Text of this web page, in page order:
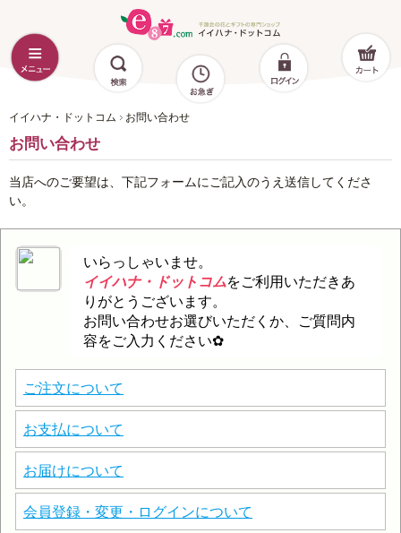
イイハナ・ドットコム お問い合わせ
お問い合わせ
当店へのご要望は、下記フォームにご記入のうえ送信してくださ
い。